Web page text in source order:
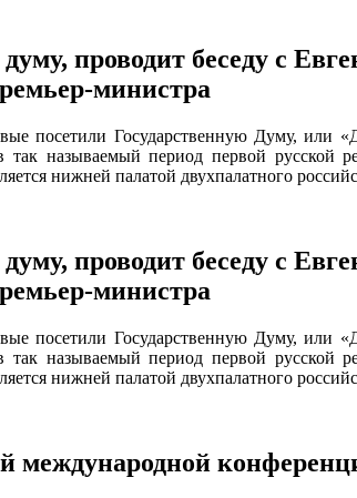
проводит беседу с
министра
Государственную Думу, или
называемый период первой русской
нижней палатой двухпалатного
проводит беседу с
министра
Государственную Думу, или
называемый период первой русской
нижней палатой двухпалатного